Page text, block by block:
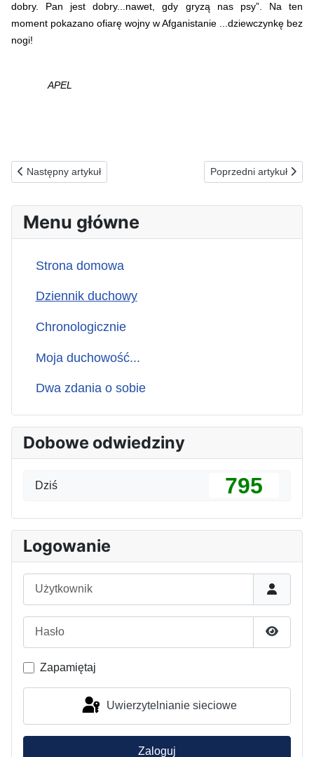
dobry. Pan jest dobry...nawet, gdy gryzą nas psy”. Na ten
moment pokazano ofiarę wojny w Afganistanie ...dziewczynkę bez
nogi!
APEL
Poprzednia strona: 29.07.1990(n) Dzień dla Boga...
Następny artykuł Następna strona:
Poprzedni artykuł
Menu główne
Strona domowa
Dziennik duchowy
Chronologicznie
Moja duchowość...
Dwa zdania o sobie
Dobowe odwiedziny
Dziś 795
Logowanie
Pokaż
Zapamiętaj
Uwierzytelnianie sieciowe
Zaloguj